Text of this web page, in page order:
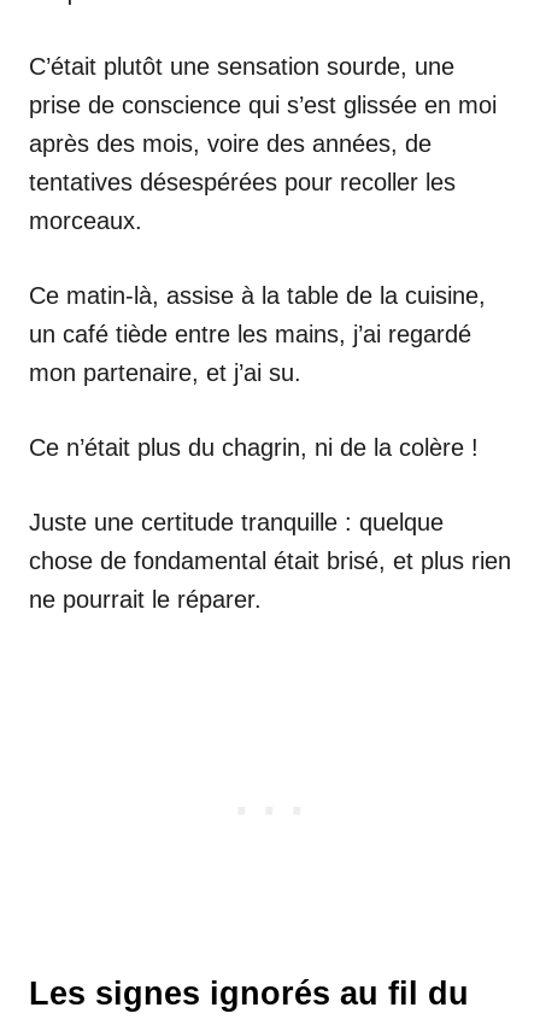
C’était plutôt une sensation sourde, une
prise de conscience qui s’est glissée en moi
après des mois, voire des années, de
tentatives désespérées pour recoller les
morceaux.
Ce matin-là, assise à la table de la cuisine,
un café tiède entre les mains, j’ai regardé
mon partenaire, et j’ai su.
Ce n’était plus du chagrin, ni de la colère !
Juste une certitude tranquille : quelque
chose de fondamental était brisé, et plus rien
ne pourrait le réparer.
Les signes ignorés au fil du